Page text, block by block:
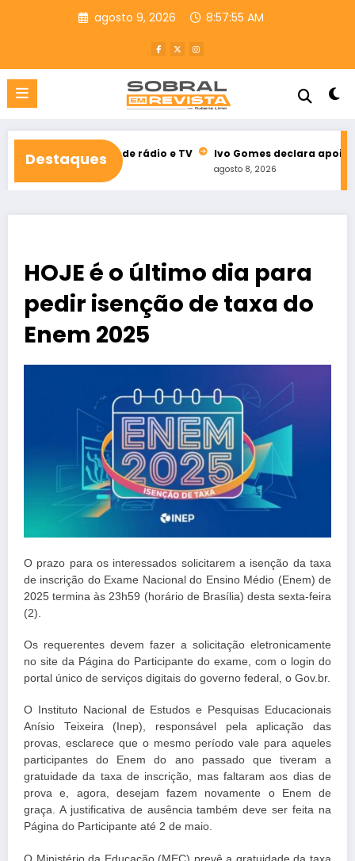
agosto 9, 2026 8:57:56 AM
Destaques
de rádio e TV Ivo Gomes declara apoio à reeleição
HOJE é o último dia para
pedir isenção de taxa do
Enem 2025
O prazo para os interessados solicitarem a isenção da taxa
de inscrição do Exame Nacional do Ensino Médio (Enem) de
2025 termina às 23h59 (horário de Brasília) desta sexta-feira
(2).
Os requerentes devem fazer a solicitação eletronicamente
no site da Página do Participante do exame, com o login do
portal único de serviços digitais do governo federal, o Gov.br.
O Instituto Nacional de Estudos e Pesquisas Educacionais
Anísio Teixeira (Inep), responsável pela aplicação das
provas, esclarece que o mesmo período vale para aqueles
participantes do Enem do ano passado que tiveram a
gratuidade da taxa de inscrição, mas faltaram aos dias de
prova e, agora, desejam fazem novamente o Enem de
graça. A justificativa de ausência também deve ser feita na
Página do Participante até 2 de maio.
O Ministério da Educação (MEC) prevê a gratuidade da taxa